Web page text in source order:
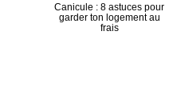
Canicule : 8 astuces pour
garder ton logement au
frais